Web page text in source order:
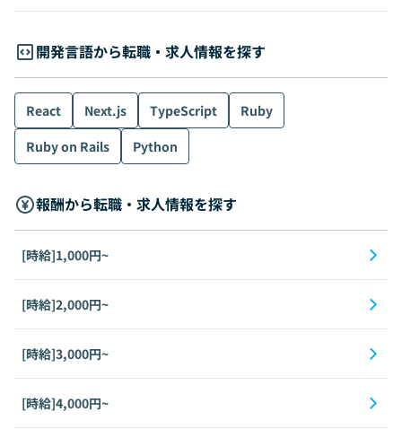
開発言語から転職・求人情報を探す
React Next.js TypeScript
Ruby
Ruby on Rails
Python
報酬から転職・求人情報を探す
[時給]1,000円~
[時給]2,000円~
[時給]3,000円~
[時給]4,000円~